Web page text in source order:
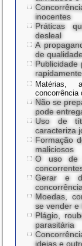
inocentes
Práticas
desleal
A
de
Publicidade
rapidamente
Matérias,
concorrência
Não se
pode
Uso de
caracteriza
Formação
maliciosos
O uso de
Gerar e
Moedas,
se vender e
Plágio,
parasitária
ideias e